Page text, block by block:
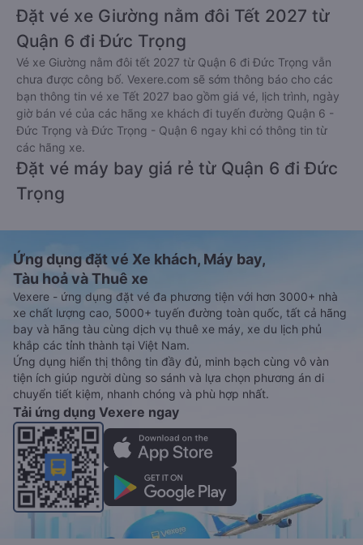
Đặt vé xe Giường nằm đôi Tết 2027 từ
Quận 6 đi Đức Trọng
Vé xe Giường nằm đôi tết 2027 từ Quận 6 đi Đức Trọng vẫn
chưa được công bố. Vexere.com sẽ sớm thông báo cho các
bạn thông tin vé xe Tết 2027 bao gồm giá vé, lịch trình, ngày
giờ bán vé của các hãng xe khách đi tuyến đường Quận 6 -
Đức Trọng và Đức Trọng - Quận 6 ngay khi có thông tin từ
các hãng xe.
Đặt vé máy bay giá rẻ từ Quận 6 đi Đức
Trọng
Ứng dụng đặt vé Xe khách, Máy bay,
Tàu hoả và Thuê xe
Vexere - ứng dụng đặt vé đa phương tiện với hơn 3000+ nhà
xe chất lượng cao, 5000+ tuyến đường toàn quốc, tất cả hãng
bay và hãng tàu cùng dịch vụ thuê xe máy, xe du lịch phủ
khắp các tỉnh thành tại Việt Nam.
Ứng dụng hiển thị thông tin đầy đủ, minh bạch cùng vô vàn
tiện ích giúp người dùng so sánh và lựa chọn phương án di
chuyển tiết kiệm, nhanh chóng và phù hợp nhất.
Tải ứng dụng Vexere ngay